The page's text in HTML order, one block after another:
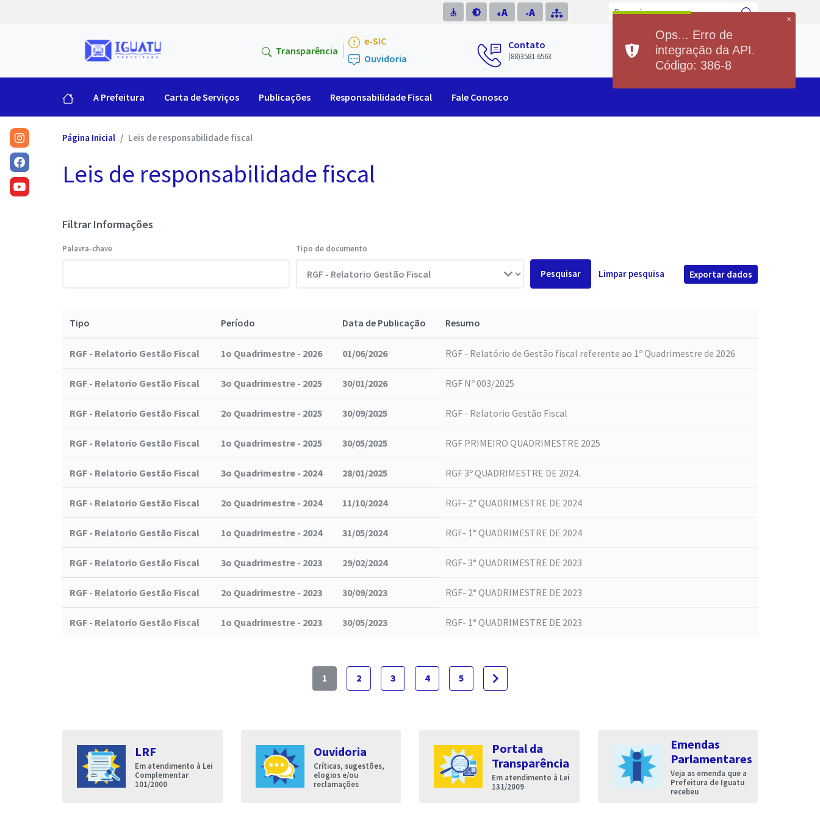
accessible brightness_medium A
+ A
-
Transparência
e-SIC
Ouvidoria
Contato
(88)3581.6563
Previsão do Tempo
Hoje
Min20°Max36°
Segunda
Min 20°
A Prefeitura Carta de Serviços Publicações Responsabilidade Fiscal Fale Conosco
Página Inicial Leis de responsabilidade fiscal
Leis de responsabilidade fiscal
Filtrar Informações
Palavra-chave Tipo de documento
Pesquisar Limpar pesquisa Exportar dados
Tipo Período Data de Publicação Resumo
RGF - Relatorio Gestão Fiscal 1o Quadrimestre - 2026 01/06/2026 RGF - Relatório de Gestão fiscal referente ao 1º Quadrimestre de 2026
RGF - Relatorio Gestão Fiscal 3o Quadrimestre - 2025 30/01/2026 RGF Nº 003/2025
RGF - Relatorio Gestão Fiscal 2o Quadrimestre - 2025 30/09/2025 RGF - Relatorio Gestão Fiscal
RGF - Relatorio Gestão Fiscal 1o Quadrimestre - 2025 30/05/2025 RGF PRIMEIRO QUADRIMESTRE 2025
RGF - Relatorio Gestão Fiscal 3o Quadrimestre - 2024 28/01/2025 RGF 3º QUADRIMESTRE DE 2024.
RGF - Relatorio Gestão Fiscal 2o Quadrimestre - 2024 11/10/2024 RGF- 2° QUADRIMESTRE DE 2024
RGF - Relatorio Gestão Fiscal 1o Quadrimestre - 2024 31/05/2024 RGF- 1° QUADRIMESTRE DE 2024
RGF - Relatorio Gestão Fiscal 3o Quadrimestre - 2023 29/02/2024 RGF- 3° QUADRIMESTRE DE 2023
RGF - Relatorio Gestão Fiscal 2o Quadrimestre - 2023 30/09/2023 RGF- 2° QUADRIMESTRE DE 2023
RGF - Relatorio Gestão Fiscal 1o Quadrimestre - 2023 30/05/2023 RGF- 1° QUADRIMESTRE DE 2023
1 2 3 4 5 navigate_next
LRF
Em atendimento à Lei
Complementar
101/2000
Ouvidoria
Críticas, sugestões,
elogios e/ou
reclamações
Portal da
Transparência
Em atendimento à Lei
131/2009
Emendas
Parlamentares
Veja as emenda que a
Prefeitura de Iguatu
recebeu
×
Ops... Erro de
integração da API.
Código: 386-8